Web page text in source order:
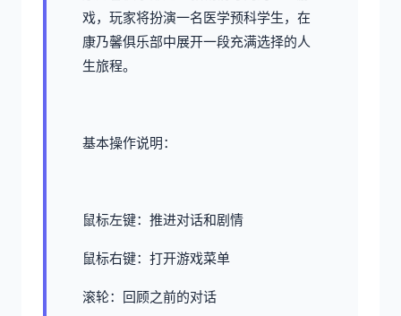
戏，玩家将扮演一名医学预科学生，在
康乃馨俱乐部中展开一段充满选择的人
生旅程。
基本操作说明：
鼠标左键：推进对话和剧情
鼠标右键：打开游戏菜单
滚轮：回顾之前的对话